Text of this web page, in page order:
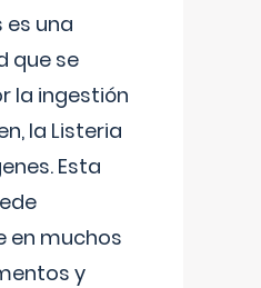
es una
que se
la ingestión
la Listeria
Esta
en muchos
y